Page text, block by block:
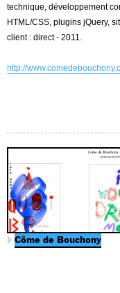
technique, développement
HTML/CSS, plugins jQuery,
client : direct - 2011.
http://
Côme de Bouchony